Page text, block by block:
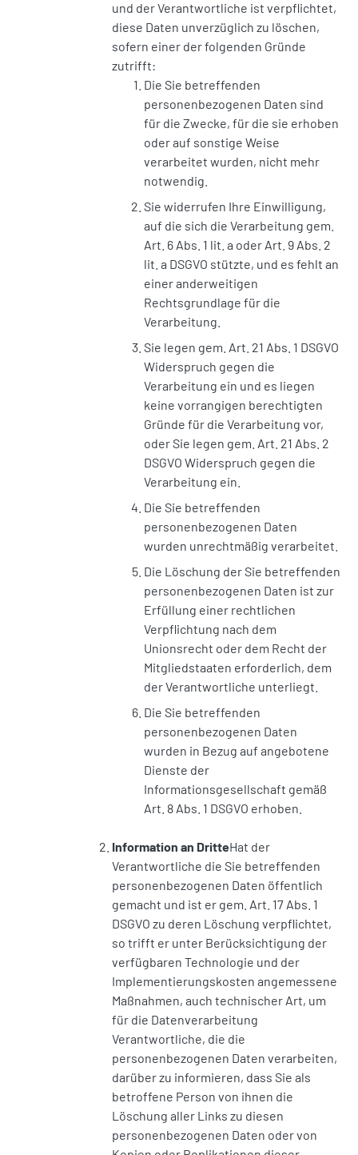
und der Verantwortliche ist verpflichtet,
diese Daten unverzüglich zu löschen,
sofern einer der folgenden Gründe
zutrifft:
Die Sie betreffenden
personenbezogenen Daten sind
für die Zwecke, für die sie erhoben
oder auf sonstige Weise
verarbeitet wurden, nicht mehr
notwendig.
Sie widerrufen Ihre Einwilligung,
auf die sich die Verarbeitung gem.
Art. 6 Abs. 1 lit. a oder Art. 9 Abs. 2
lit. a DSGVO stützte, und es fehlt an
einer anderweitigen
Rechtsgrundlage für die
Verarbeitung.
Sie legen gem. Art. 21 Abs. 1 DSGVO
Widerspruch gegen die
Verarbeitung ein und es liegen
keine vorrangigen berechtigten
Gründe für die Verarbeitung vor,
oder Sie legen gem. Art. 21 Abs. 2
DSGVO Widerspruch gegen die
Verarbeitung ein.
Die Sie betreffenden
personenbezogenen Daten
wurden unrechtmäßig verarbeitet.
Die Löschung der Sie betreffenden
personenbezogenen Daten ist zur
Erfüllung einer rechtlichen
Verpflichtung nach dem
Unionsrecht oder dem Recht der
Mitgliedstaaten erforderlich, dem
der Verantwortliche unterliegt.
Die Sie betreffenden
personenbezogenen Daten
wurden in Bezug auf angebotene
Dienste der
Informationsgesellschaft gemäß
Art. 8 Abs. 1 DSGVO erhoben.
Information an DritteHat der
Verantwortliche die Sie betreffenden
personenbezogenen Daten öffentlich
gemacht und ist er gem. Art. 17 Abs. 1
DSGVO zu deren Löschung verpflichtet,
so trifft er unter Berücksichtigung der
verfügbaren Technologie und der
Implementierungskosten angemessene
Maßnahmen, auch technischer Art, um
für die Datenverarbeitung
Verantwortliche, die die
personenbezogenen Daten verarbeiten,
darüber zu informieren, dass Sie als
betroffene Person von ihnen die
Löschung aller Links zu diesen
personenbezogenen Daten oder von